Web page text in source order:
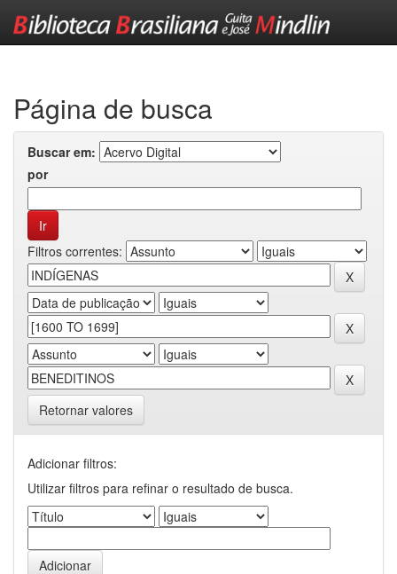
Página de busca
Buscar em:
por
Filtros correntes:
Retornar valores
Adicionar filtros:
Utilizar filtros para refinar o resultado de busca.